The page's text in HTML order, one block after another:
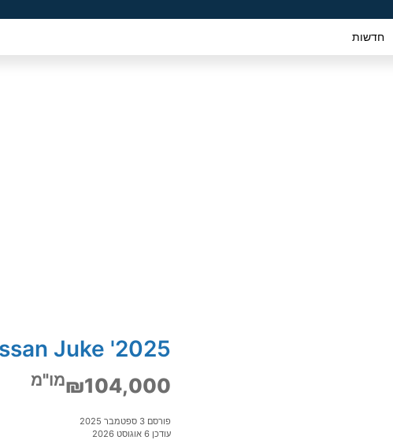
חדשות
2025' Nissan Juke
₪104,000מו"מ
פורסם 3 ספטמבר 2025
עודכן 6 אוגוסט 2026